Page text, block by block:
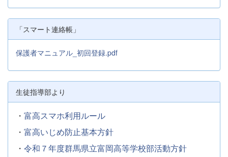
「スマート連絡帳」
保護者マニュアル_初回登録.pdf
生徒指導部より
・ 富高スマホ利用ルール
・ 富高いじめ防止基本方針
・ 令和７年度群馬県立富岡高等学校部活動方針